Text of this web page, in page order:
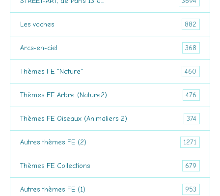
Les vaches 882
Arcs-en-ciel 368
Thèmes FE "Nature" 460
Thèmes FE Arbre (Nature2) 476
Thèmes FE Oiseaux (Animaliers 2) 374
Autres thèmes FE (2) 1271
Thèmes FE Collections 679
Autres thèmes FE (1) 953